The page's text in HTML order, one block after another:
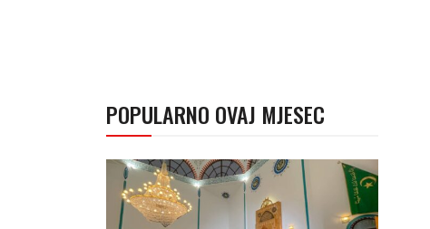
POPULARNO OVAJ MJESEC